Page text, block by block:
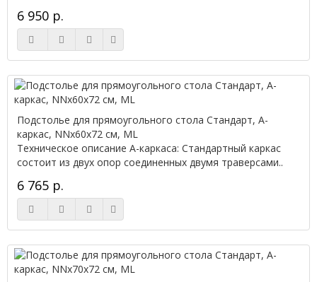
6 950 р.
Подстолье для прямоугольного стола Стандарт, А-
каркас, NNx60х72 см, ML
Техническое описание А-каркаса: Стандартный каркас
состоит из двух опор соединенных двумя траверсами..
6 765 р.